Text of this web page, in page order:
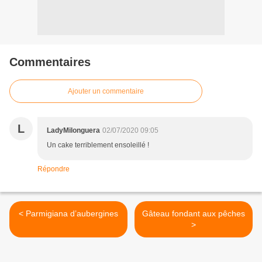
Commentaires
Ajouter un commentaire
L LadyMilonguera 02/07/2020 09:05
Un cake terriblement ensoleillé !
Répondre
< Parmigiana d’aubergines
Gâteau fondant aux pêches
>